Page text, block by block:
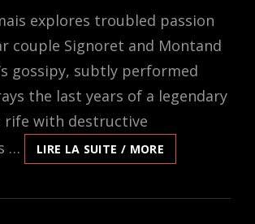
explores troubled passion
couple Signoret and Montand
gossipy, subtly performed
the last years of a legendary
rife with destructive
…
LIRE LA SUITE / MORE
FILM
QUI